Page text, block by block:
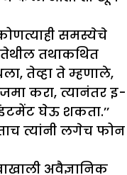
समस्येचे
तथाकथित
तेव्हा ते म्हणाले,
करा, त्यानंतर इ-
घेऊ शकता.’’
त्यांनी लगेच फोन
अवैज्ञानिक